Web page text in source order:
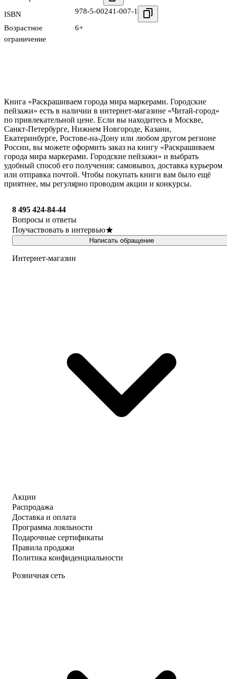
ISBN 978-5-00241-007-1
Возрастное
ограничение
6+
Книга «Раскрашиваем города мира маркерами. Городские
пейзажи» есть в наличии в интернет-магазине «Читай-город»
по привлекательной цене. Если вы находитесь в Москве,
Санкт-Петербурге, Нижнем Новгороде, Казани,
Екатеринбурге, Ростове-на-Дону или любом другом регионе
России, вы можете оформить заказ на книгу «Раскрашиваем
города мира маркерами. Городские пейзажи» и выбрать
удобный способ его получения: самовывоз, доставка курьером
или отправка почтой. Чтобы покупать книги вам было ещё
приятнее, мы регулярно проводим акции и конкурсы.
8 495 424-84-44
Вопросы и ответы
Поучаствовать в интервью
Написать обращение
Интернет-магазин
Акции
Распродажа
Доставка и оплата
Программа лояльности
Подарочные сертификаты
Правила продажи
Политика конфиденциальности
Розничная сеть